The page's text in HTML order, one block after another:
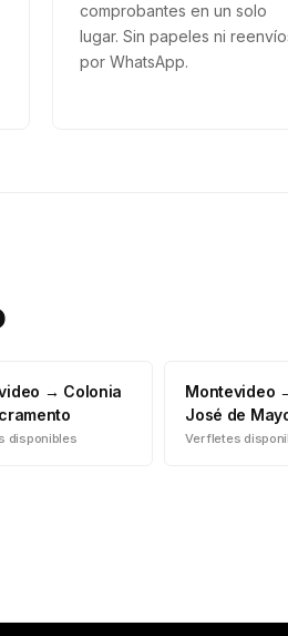
comprobantes en un solo
lugar. Sin papeles ni
por WhatsApp.
→ Colonia
disponibles
Montevideo
José de
Ver fletes